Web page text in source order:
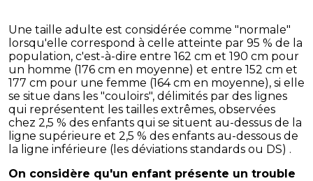
Une taille adulte est considérée comme "normale"
lorsqu'elle correspond à celle atteinte par 95 % de la
population, c'est-à-dire entre 162 cm et 190 cm pour
un homme (176 cm en moyenne) et entre 152 cm et
177 cm pour une femme (164 cm en moyenne), si elle
se situe dans les "couloirs", délimités par des lignes
qui représentent les tailles extrêmes, observées
chez 2,5 % des enfants qui se situent au-dessus de la
ligne supérieure et 2,5 % des enfants au-dessous de
la ligne inférieure (les déviations standards ou DS) .
On considère qu'un enfant présente un trouble